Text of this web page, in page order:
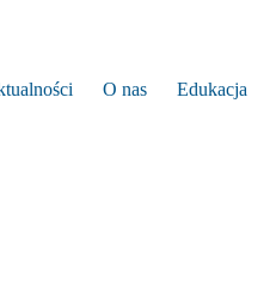
O nas Edukacja